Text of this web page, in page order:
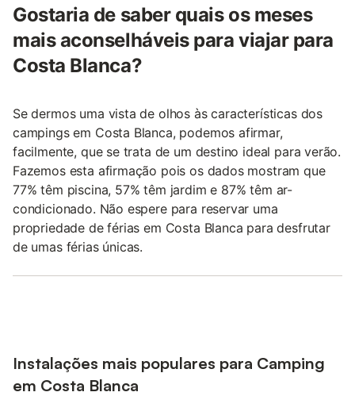
Gostaria de saber quais os meses
mais aconselháveis para viajar para
Costa Blanca?
Se dermos uma vista de olhos às características dos
campings em Costa Blanca, podemos afirmar,
facilmente, que se trata de um destino ideal para verão.
Fazemos esta afirmação pois os dados mostram que
77% têm piscina, 57% têm jardim e 87% têm ar-
condicionado. Não espere para reservar uma
propriedade de férias em Costa Blanca para desfrutar
de umas férias únicas.
Instalações mais populares para Camping
em Costa Blanca